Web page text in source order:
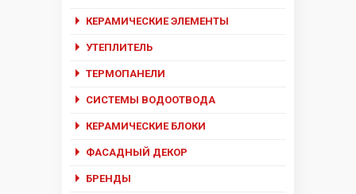
КЕРАМИЧЕСКИЕ ЭЛЕМЕНТЫ
УТЕПЛИТЕЛЬ
ТЕРМОПАНЕЛИ
СИСТЕМЫ ВОДООТВОДА
КЕРАМИЧЕСКИЕ БЛОКИ
ФАСАДНЫЙ ДЕКОР
БРЕНДЫ